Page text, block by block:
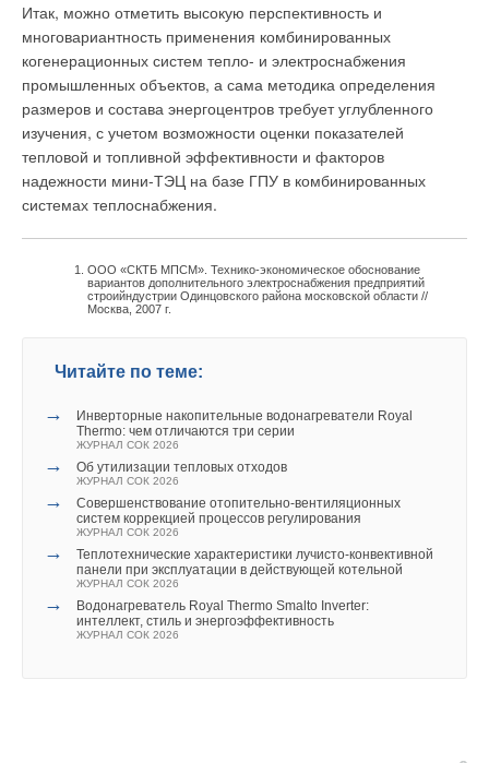
Итак, можно отметить высокую перспективность и
многовариантность применения комбинированных
когенерационных систем тепло- и электроснабжения
промышленных объектов, а сама методика определения
размеров и состава энергоцентров требует углубленного
изучения, с учетом возможности оценки показателей
тепловой и топливной эффективности и факторов
надежности мини-ТЭЦ на базе ГПУ в комбинированных
системах теплоснабжения.
ООО «СКТБ МПСМ». Технико-экономическое обоснование
вариантов дополнительного электроснабжения предприятий
строийндустрии Одинцовского района московской области //
Москва, 2007 г.
Читайте по теме:
→
Инверторные накопительные водонагреватели Royal
Thermo: чем отличаются три серии
ЖУРНАЛ СОК 2026
→ Об утилизации тепловых отходов
ЖУРНАЛ СОК 2026
→
Совершенствование отопительно-вентиляционных
систем коррекцией процессов регулирования
ЖУРНАЛ СОК 2026
→
Теплотехнические характеристики лучисто-конвективной
панели при эксплуатации в действующей котельной
ЖУРНАЛ СОК 2026
→
Водонагреватель Royal Thermo Smalto Inverter:
интеллект, стиль и энергоэффективность
ЖУРНАЛ СОК 2026